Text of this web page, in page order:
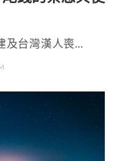
及台灣漢人喪…